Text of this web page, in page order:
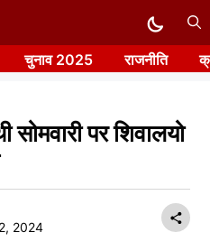
चुनाव 2025 राजनीति
पर शिवालयो
2024